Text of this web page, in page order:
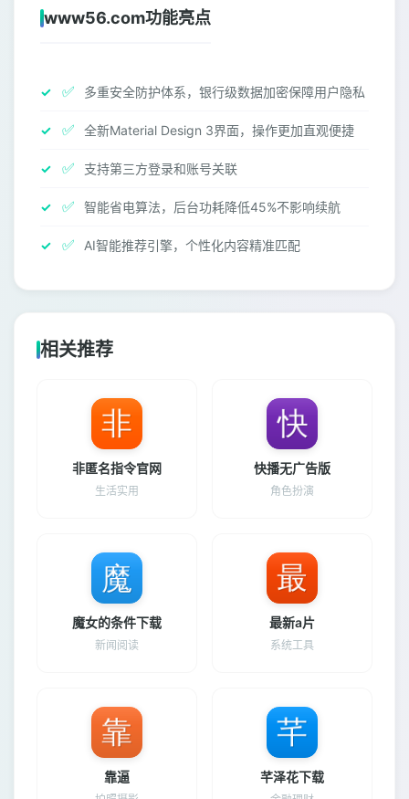
www56.com功能亮点
✅ 多重安全防护体系，银行级数据加密保障用户隐私
✅ 全新Material Design 3界面，操作更加直观便捷
✅ 支持第三方登录和账号关联
✅ 智能省电算法，后台功耗降低45%不影响续航
✅ AI智能推荐引擎，个性化内容精准匹配
相关推荐
非匿名指令官网
生活实用
快播无广告版
角色扮演
魔女的条件下载
新闻阅读
最新a片
系统工具
靠逼 芊泽花下载